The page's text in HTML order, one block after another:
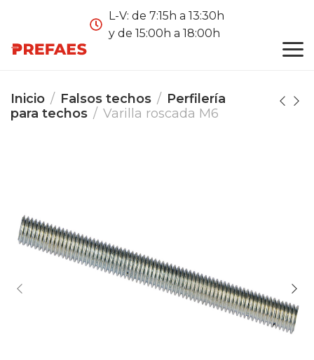
L-V: de 7:15h a 13:30h
y de 15:00h a 18:00h
Inicio Falsos techos
Perfilería
para techos
Varilla roscada M6